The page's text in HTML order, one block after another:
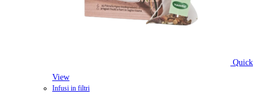
Quick
View
Infusi in filtri